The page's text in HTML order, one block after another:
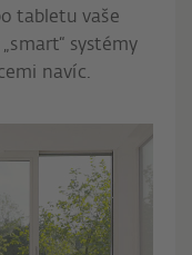
tabletu vaše
systémy
navíc.